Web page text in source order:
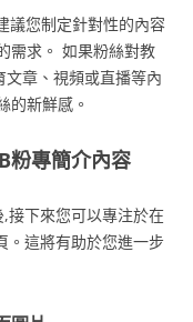
議您制定針對性的內容
需求。 如果粉絲對教
章、視頻或直播等內
的新鮮感。
粉專簡介內容
接下來您可以專注於在
。這將有助於您進一步